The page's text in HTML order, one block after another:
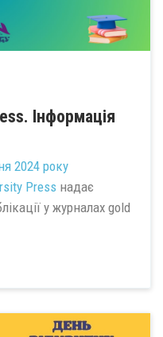
Інформація
2024 року
Press надає
у журналах gold